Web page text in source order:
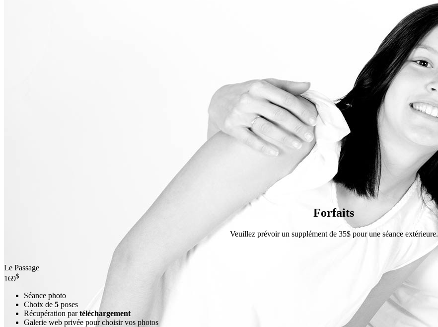
Forfaits
Veuillez prévoir un supplément de 35$ pour une séance extérieure.
Le Passage
169$
Séance photo
Choix de 5 poses
Récupération partéléchargement
Galerie web privée pour choisir vos photos